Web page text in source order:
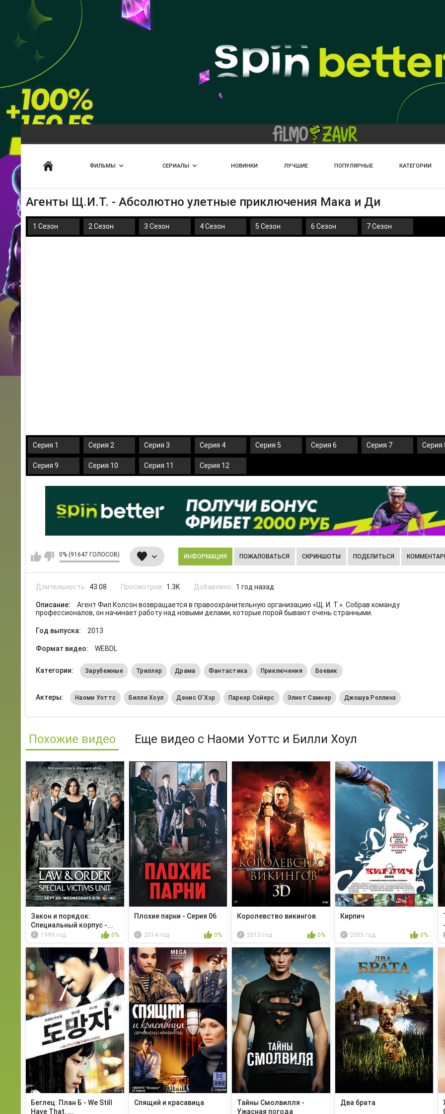
ФИЛЬМЫ СЕРИАЛЫ НОВИНКИ ЛУЧШИЕ ПОПУЛЯРНЫЕ КАТЕГОРИИ
Агенты Щ.И.Т. - Абсолютно улетные приключения Мака и Ди
1 Сезон 2 Сезон 3 Сезон 4 Сезон 5 Сезон 6 Сезон 7 Сезон
Серия 1 Серия 2 Серия 3 Серия 4 Серия 5 Серия 6 Серия 7 Серия
Серия 9 Серия 10 Серия 11 Серия 12
0% (91647 ГОЛОСОВ) ИНФОРМАЦИЯ ПОЖАЛОВАТЬСЯ СКРИНШОТЫ ПОДЕЛИТЬСЯ
Длительность: 43:08 Просмотров: 1.3K Добавлено: 1 год назад
Описание:
Агент Фил Колсон возвращается в правоохранительную организацию «Щ. И. Т.». Собрав команду
профессионалов, он начинает работу над новыми делами, которые порой бывают очень странными.
Год выпуска: 2013
Формат видео: WEBDL
Категории: Зарубежные Триллер Драма Фантастика Приключения Боевик
Актеры: Наоми Уоттс Билли Хоул Денис О’Хэр Паркер Сойерс Элиот Самнер Джошуа Роллинз
Похожие видео Еще видео с Наоми Уоттс и Билли Хоул
Закон и порядок:
Специальный корпус -...
1999 год 0%
Плохие парни - Серия 06
2014 год 0%
Королевство викингов
2013 год 0%
Кирпич
2005 год 0%
Беглец: План Б - We Still
Have That. ...
Спящий и красавица
Тайны Смолвилля -
Ужасная погода
Два брата